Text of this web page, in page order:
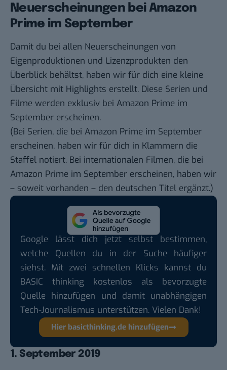
Neuerscheinungen bei Amazon
Prime im September
Damit du bei allen Neuerscheinungen von
Eigenproduktionen und Lizenzprodukten den
Überblick behältst, haben wir für dich eine kleine
Übersicht mit Highlights erstellt. Diese Serien und
Filme werden exklusiv bei Amazon Prime im
September erscheinen.
(Bei Serien, die bei Amazon Prime im September
erscheinen, haben wir für dich in Klammern die
Staffel notiert. Bei internationalen Filmen, die bei
Amazon Prime im September erscheinen, haben wir
– soweit vorhanden – den deutschen Titel ergänzt.)
Google lässt dich jetzt selbst bestimmen,
welche Quellen du in der Suche häufiger
siehst. Mit zwei schnellen Klicks kannst du
BASIC thinking kostenlos als bevorzugte
Quelle hinzufügen und damit unabhängigen
Tech-Journalismus unterstützen. Vielen Dank!
Hier basicthinking.de hinzufügen
1. September 2019